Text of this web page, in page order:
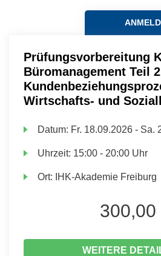
Prüfungsvorbereitung
Büromanagement Teil
Wirtschafts- und
Datum: Fr. 18.09.2026 - Sa.
Uhrzeit: 15:00 - 20:00 Uhr
Ort: IHK-Akademie Freiburg
300,00
WEITERE